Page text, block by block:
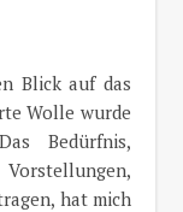
Wolle wurde
Bedürfnis,
hat mich